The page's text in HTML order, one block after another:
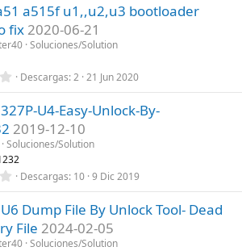
s
)
0
e
s
t
l
(
s
)
a515f u1,,u2,u3 bootloader
fix 2020-06-21
Soluciones/Solution
0
0
0
e
s
t
r
e
l
(
s
)
Descargas 2 21 Jun 2020
U4-Easy-Unlock-By-
2019-12-10
Soluciones/Solution
0
0
0
e
s
t
Descargas 10 9 Dic 2019
Dump File By Unlock Tool- Dead
File 2024-02-05
Soluciones/Solution